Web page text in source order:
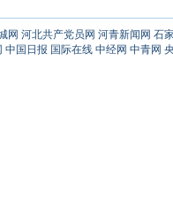
网 河北共产党员网 河青新闻网 石
中国日报 国际在线 中经网 中青网